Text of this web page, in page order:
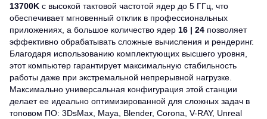
13700K с высокой тактовой частотой ядер до 5 ГГц, что
обеспечивает мгновенный отклик в профессиональных
приложениях, а большое количество ядер 16 | 24 позволяет
эффективно обрабатывать сложные вычисления и рендеринг.
Благодаря использованию комплектующих высшего уровня,
этот компьютер гарантирует максимальную стабильность
работы даже при экстремальной непрерывной нагрузке.
Максимально универсальная конфигурация этой станции
делает ее идеально оптимизированной для сложных задач в
топовом ПО: 3DsMax, Maya, Blender, Corona, V-RAY, Unreal